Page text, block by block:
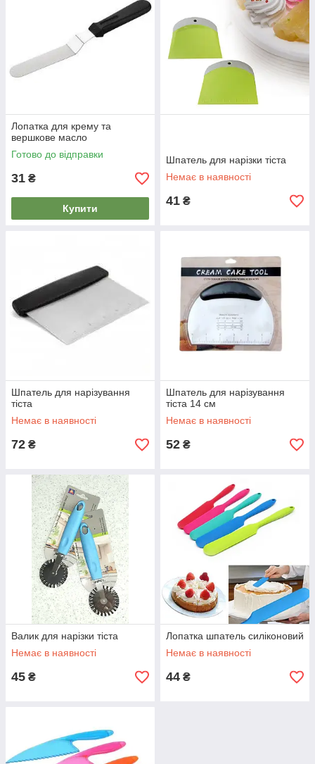
Лопатка для крему та
вершкове масло
Готово до відправки
31 ₴
Купити
Шпатель для нарізки тіста
Немає в наявності
41 ₴
Шпатель для нарізування
тіста
Немає в наявності
72 ₴
Шпатель для нарізування
тіста 14 см
Немає в наявності
52 ₴
Валик для нарізки тіста
Немає в наявності
45 ₴
Лопатка шпатель силіконовий
Немає в наявності
44 ₴